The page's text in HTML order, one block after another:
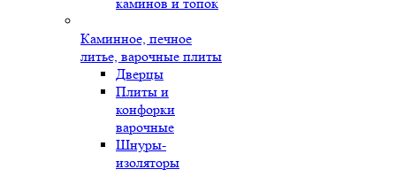
Каминное, печное
литье, варочные плиты
Дверцы
Плиты и
конфорки
варочные
Шнуры-
изоляторы